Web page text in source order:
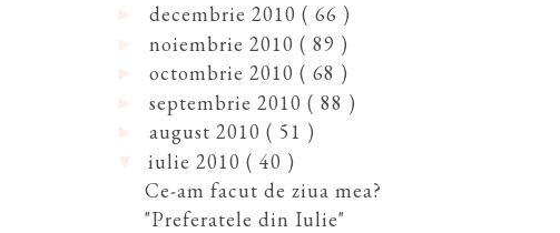
decembrie 2010 ( 66 )
noiembrie 2010 ( 89 )
octombrie 2010 ( 68 )
septembrie 2010 ( 88 )
august 2010 ( 51 )
iulie 2010 ( 40 )
Ce-am facut de ziua mea?
"Preferatele din Iulie"